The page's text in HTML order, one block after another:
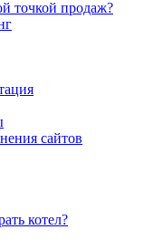
точкой продаж?
сайтов
котел?